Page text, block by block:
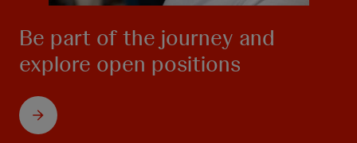
Be part of the journey and
explore open positions